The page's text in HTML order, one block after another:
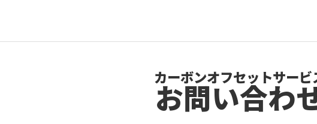
カーボンオフセットサービ
お問い合わ